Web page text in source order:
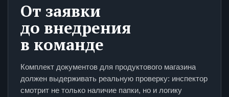
От заявки
до внедрения
в команде
Комплект документов для продуктового магазина
должен выдерживать реальную проверку: инспектор
смотрит не только наличие папки, но и логику